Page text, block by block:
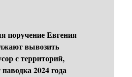
поручение Евгения
вывозить
с территорий,
2024 года